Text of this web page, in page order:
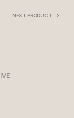
NEXT PRODUCT